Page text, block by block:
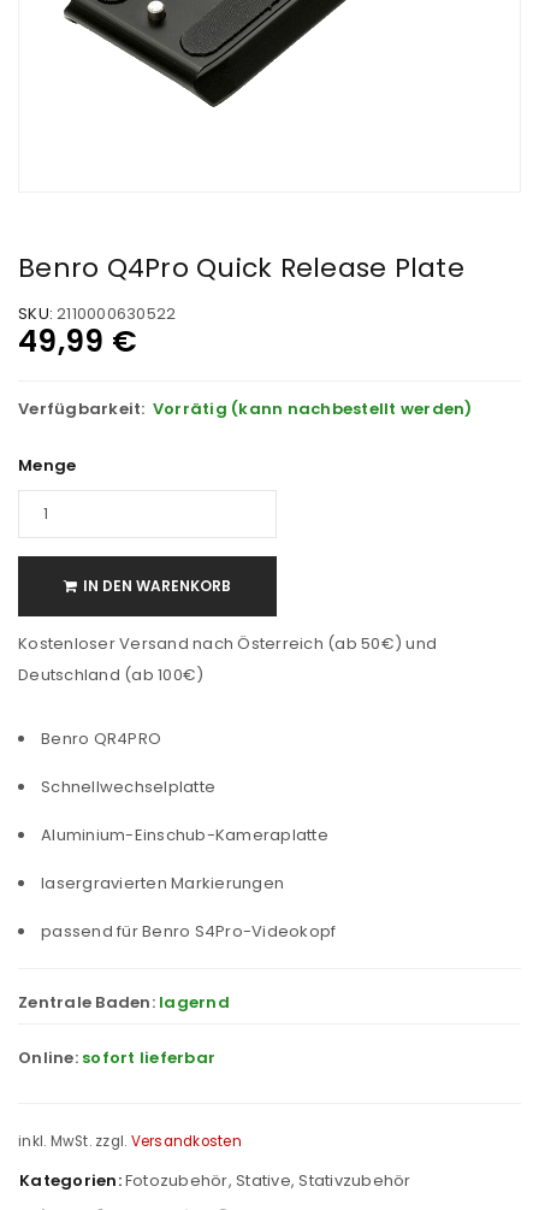
Benro Q4Pro Quick Release Plate
SKU: 2110000630522
49,99 €
Verfügbarkeit: Vorrätig (kann nachbestellt werden)
Menge
IN DEN WARENKORB
Kostenloser Versand nach Österreich (ab 50€) und
Deutschland (ab 100€)
Benro QR4PRO
Schnellwechselplatte
Aluminium-Einschub-Kameraplatte
lasergravierten Markierungen
passend für Benro S4Pro-Videokopf
Zentrale Baden: lagernd
Online: sofort lieferbar
inkl. MwSt. zzgl. Versandkosten
Kategorien:Fotozubehör, Stative,Stativzubehör